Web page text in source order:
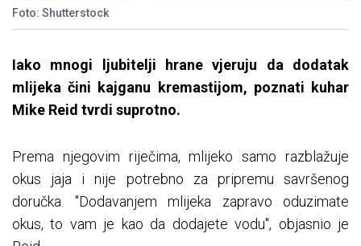
Foto: Shutterstock
Iako mnogi ljubitelji hrane vjeruju da dodatak
mlijeka čini kajganu kremastijom, poznati kuhar
Mike Reid tvrdi suprotno.
Prema njegovim riječima, mlijeko samo razblažuje
okus jaja i nije potrebno za pripremu savršenog
doručka. "Dodavanjem mlijeka zapravo oduzimate
okus, to vam je kao da dodajete vodu", objasnio je